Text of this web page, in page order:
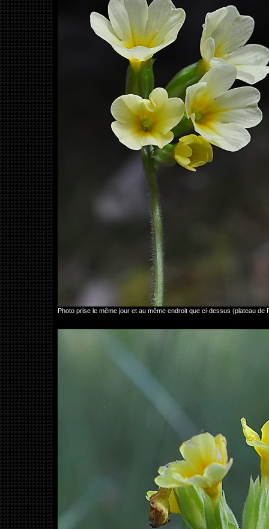
Photo prise le même jour et au même endroit que ci-dessus (plateau de